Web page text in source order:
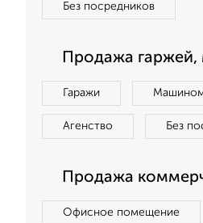
Без посредников
Продажа
Гаражи
Агенство Без
Продажа
Офисное помещение